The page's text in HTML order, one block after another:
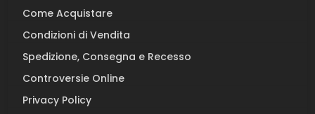
Come Acquistare
Condizioni di Vendita
Spedizione, Consegna e Recesso
Controversie Online
Privacy Policy